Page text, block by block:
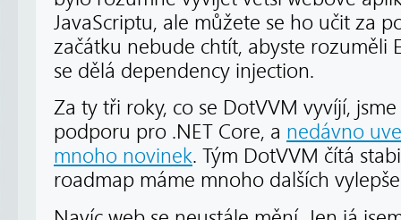
JavaScriptu, ale můžete se ho učit za
začátku nebude chtít, abyste rozuměli
se dělá dependency injection.
Za ty tři roky, co se DotVVM vyvíjí,
podporu pro .NET Core, a nedávno
mnoho novinek. Tým DotVVM čítá
roadmap máme mnoho dalších